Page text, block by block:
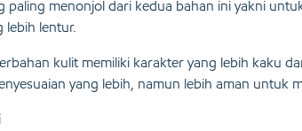
paling menonjol dari kedua bahan ini yakni
lebih lentur.
kulit memiliki karakter yang lebih kaku
yang lebih, namun lebih aman untuk